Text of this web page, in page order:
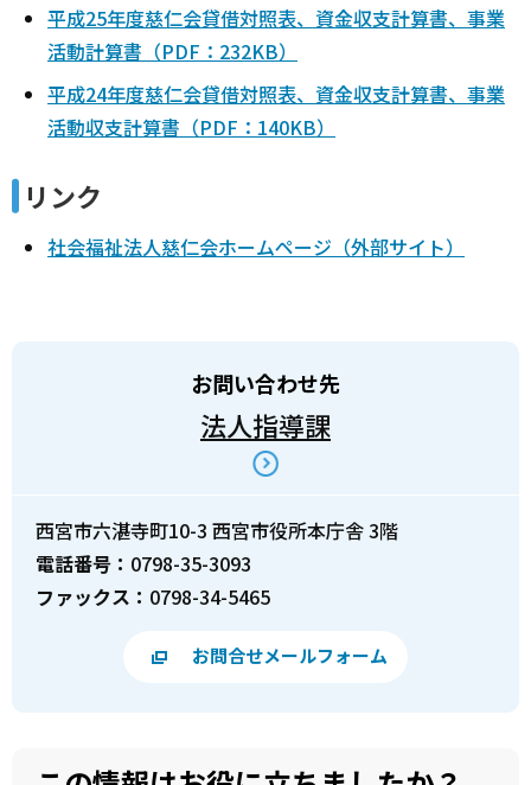
平成25年度慈仁会貸借対照表、資金収支計算書、事業
活動計算書（PDF：232KB）
平成24年度慈仁会貸借対照表、資金収支計算書、事業
活動収支計算書（PDF：140KB）
リンク
社会福祉法人慈仁会ホームページ（外部サイト）
お問い合わせ先
法人指導課
西宮市六湛寺町10-3 西宮市役所本庁舎 3階
電話番号： 0798-35-3093
ファックス： 0798-34-5465
お問合せメールフォーム